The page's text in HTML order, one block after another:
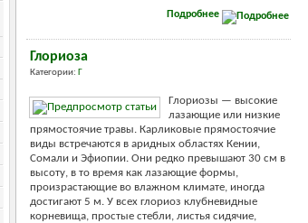
Подробнее
Глориоза
Категории: Г
Глориозы — высокие
лазающие или низкие
прямостоячие травы. Карликовые прямостоячие
виды встречаются в аридных областях Кении,
Сомали и Эфиопии. Они редко превышают 30 см в
высоту, в то время как лазающие формы,
произрастающие во влажном климате, иногда
достигают 5 м. У всех глориоз клубневидные
корневища, простые стебли, листья сидячие,